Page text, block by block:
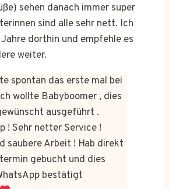
sehen danach immer super
sind alle sehr nett. Ich
dorthin und empfehle es
weiter.
spontan das erste mal bei
wollte Babyboomer , dies
ausgeführt .
! Sehr netter Service !
saubere Arbeit ! Hab direkt
gebucht und dies
bestätigt